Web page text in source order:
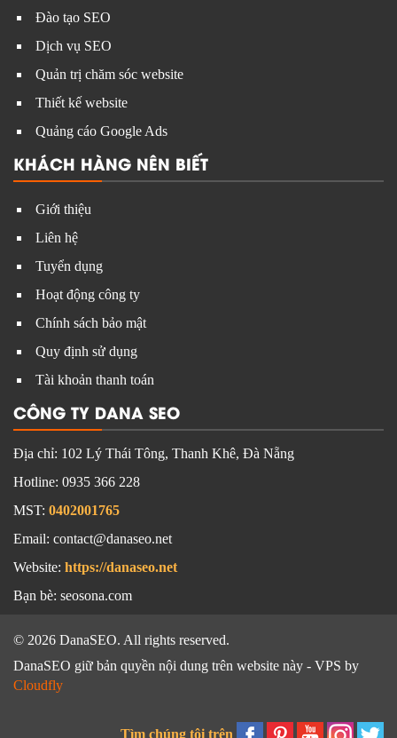
Dịch vụ Backlink
Dịch vụ Entity
Đào tạo SEO
Dịch vụ SEO
Quản trị chăm sóc website
Thiết kế website
Quảng cáo Google Ads
KHÁCH HÀNG NÊN BIẾT
Giới thiệu
Liên hệ
Tuyển dụng
Hoạt động công ty
Chính sách bảo mật
Quy định sử dụng
Tài khoản thanh toán
CÔNG TY DANA SEO
Địa chỉ:102 Lý Thái Tông, Thanh Khê, Đà Nẵng
Hotline:0935 366 228
MST:0402001765
Email: contact@danaseo.net
Bạn bè:seosona.com
© 2026 DanaSEO. All rights reserved.
DanaSEO giữ bản quyền nội dung trên website này - VPS by